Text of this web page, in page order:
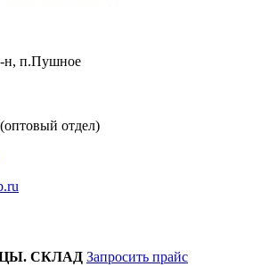
н, п.Пушное
отдел)
СКЛАД Запросить прайс